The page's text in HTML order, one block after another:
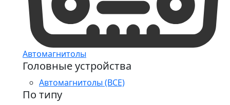
Автомагнитолы
Головные устройства
Автомагнитолы (ВСЕ)
По типу